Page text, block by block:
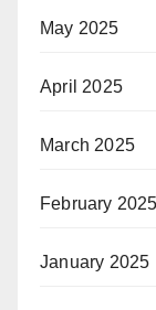
May 2025
April 2025
March 2025
February 2025
January 2025